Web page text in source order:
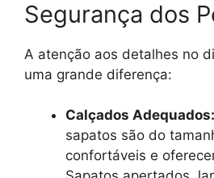
Segurança dos
A atenção aos detalhes no
uma grande diferença:
Calçados Adequados:
sapatos são do
confortáveis e